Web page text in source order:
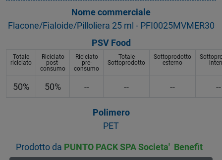
Nome commerciale
Flacone/Fialoide/Pilloliera 25 ml - PFI0025MVMER30
PSV Food
Totale
riciclato
Riciclato
post-
consumo
Riciclato
pre-
consumo
Totale
Sottoprodotto
Sottoprodotto
esterno
50% 50% -- -- -- --
Polimero
PET
Prodotto da PUNTO PACK SPA Societa' Benefit